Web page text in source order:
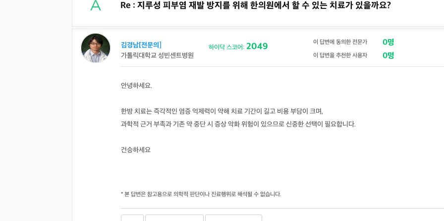
Re : 지루성 피부염 재발 방지를 위해 한의원에서 할 수 있는 치료가 있을까요?
김경남[전문의]
가톨릭대학교 성빈센트병원
하이닥 스코어: 2049 이 답변에 동의한 전문가 0명
이 답변을 추천한 사용자 0명
안녕하세요.
한방 치료는 즉각적인 염증 억제력이 약해 치료 기간이 길고 비용 부담이 크며,
과학적 근거 부족과 기존 약 중단 시 증상 악화 위험이 있으므로 신중한 선택이 필요합니다.
건승하세요
* 본 답변은 참고용으로 의학적 판단이나 진료행위로 해석될 수 없습니다.